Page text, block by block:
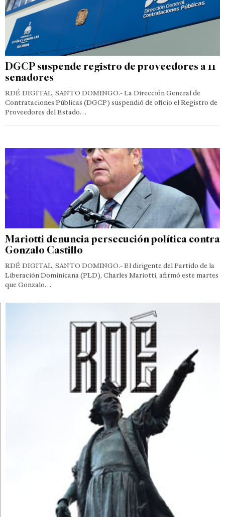
DGCP suspende registro de proveedores a 11
senadores
RDÉ DIGITAL, SANTO DOMINGO.- La Dirección General de
Contrataciones Públicas (DGCP) suspendió de oficio el Registro de
Proveedores del Estado…
Mariotti denuncia persecución política contra
Gonzalo Castillo
RDÉ DIGITAL, SANTO DOMINGO.- El dirigente del Partido de la
Liberación Dominicana (PLD), Charles Mariotti, afirmó este martes
que Gonzalo…